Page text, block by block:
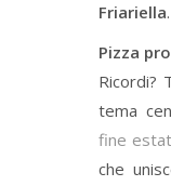
Friariella.
Pizza
Ricordi?
tema
fine
che